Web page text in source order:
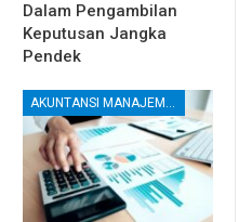
Dalam Pengambilan
Keputusan Jangka
Pendek
AKUNTANSI MANAJEMEN DAN BIAYA